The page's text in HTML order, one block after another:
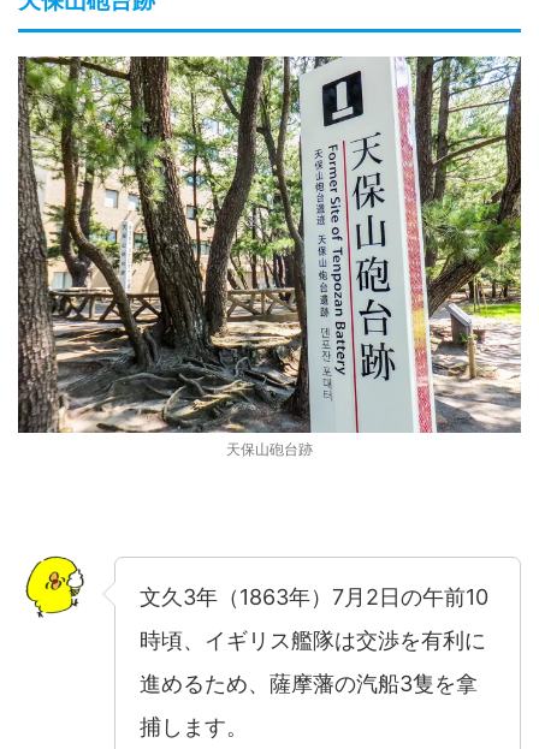
天保山砲台跡
文久3年（1863年）7月2日の午前10
時頃、イギリス艦隊は交渉を有利に
進めるため、薩摩藩の汽船3隻を拿
捕します。